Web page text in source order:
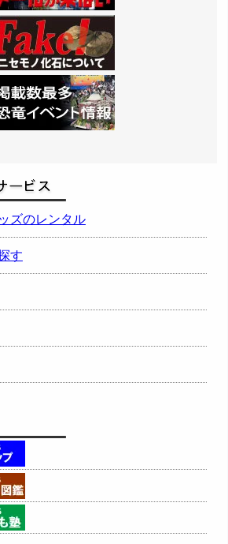
ズのレンタル
す